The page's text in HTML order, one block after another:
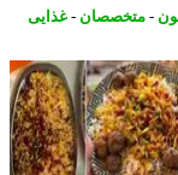
متخصصان-غذایی